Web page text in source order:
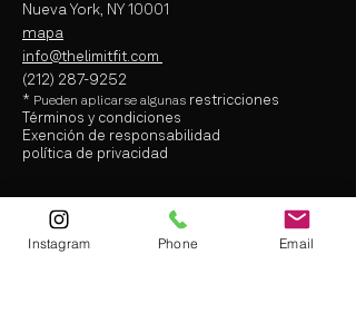
Nueva York, NY 10001
mapa
info@thelimitfit.com
(212) 287-9252
* Pueden aplicarse algunas restricciones
Términos y condiciones
Exención de responsabilidad
política de privacidad
info@thelimitfit.com
(212) 287-9252
Instagram Phone Email